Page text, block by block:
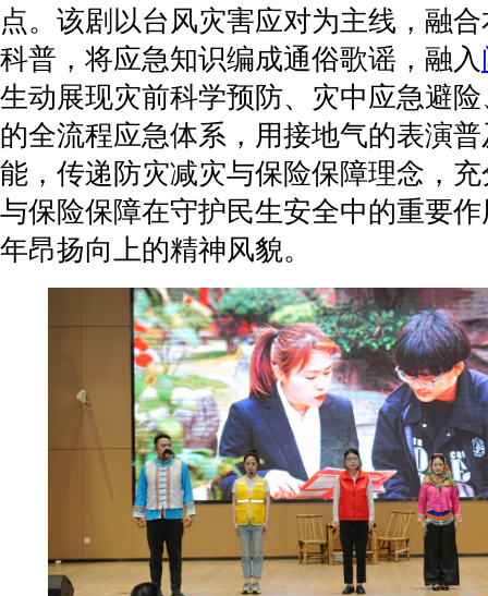
点。该剧以台风灾害应对为主线，融
科普，将应急知识编成通俗歌谣，融入
生动展现灾前科学预防、灾中应急避
的全流程应急体系，用接地气的表演
能，传递防灾减灾与保险保障理念，
与保险保障在守护民生安全中的重要
年昂扬向上的精神风貌。